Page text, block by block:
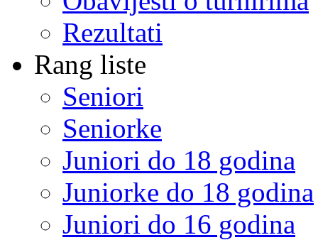
Rezultati
Rang liste
Seniori
Seniorke
Juniori do 18 godina
Juniorke do 18 godina
Juniori do 16 godina